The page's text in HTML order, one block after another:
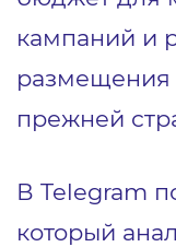
кампаний и
размещения
прежней
В Telegram
который